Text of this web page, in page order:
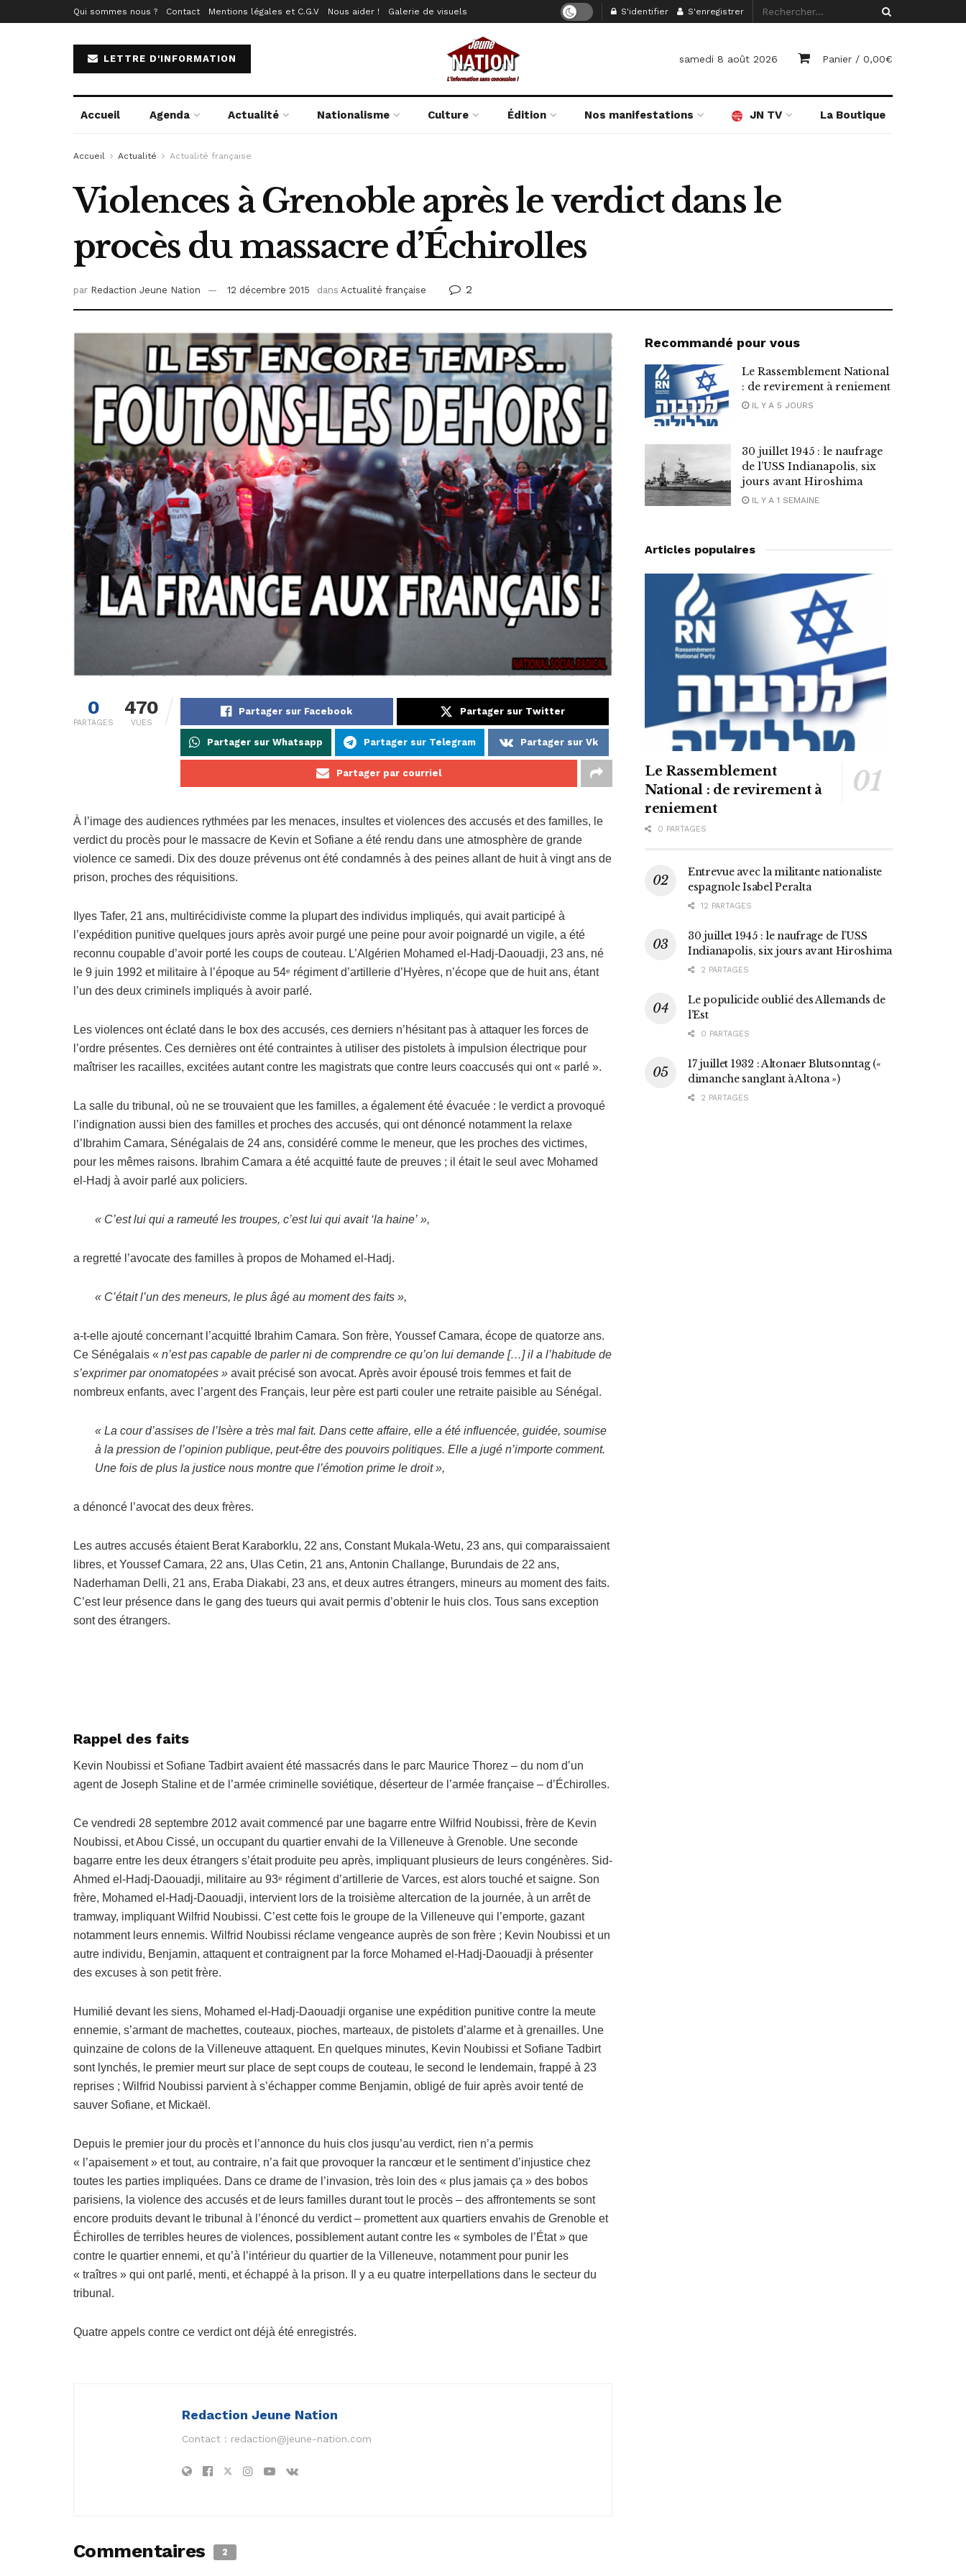
Qui sommes nous ? Contact Mentions légales et C.G.V Nous aider ! Galerie de visuels S'identifier S'enregistrer
LETTRE D'INFORMATION samedi 8 août 2026 Panier / 0,00€
Accueil Agenda Actualité Nationalisme Culture Édition Nos manifestations JN TV La Boutique
Accueil Actualité Actualité française
Violences à Grenoble après le verdict dans le
procès du massacre d’Échirolles
par Redaction Jeune Nation 12 décembre 2015 dans Actualité française 2
0
PARTAGES
470
VUES
Partager sur Facebook Partager sur Twitter
Partager sur Whatsapp Partager sur Telegram Partager sur Vk
Partager par courriel
À l’image des audiences rythmées par les menaces, insultes et violences des accusés et des familles, le
verdict du procès pour le massacre de Kevin et Sofiane a été rendu dans une atmosphère de grande
violence ce samedi. Dix des douze prévenus ont été condamnés à des peines allant de huit à vingt ans de
prison, proches des réquisitions.
Ilyes Tafer, 21 ans, multirécidiviste comme la plupart des individus impliqués, qui avait participé à
l’expédition punitive quelques jours après avoir purgé une peine pour avoir poignardé un vigile, a été
reconnu coupable d’avoir porté les coups de couteau. L’Algérien Mohamed el-Hadj-Daouadji, 23 ans, né
le 9 juin 1992 et militaire à l’époque au 54e régiment d’artillerie d’Hyères, n’écope que de huit ans, étant
l’un des deux criminels impliqués à avoir parlé.
Les violences ont éclaté dans le box des accusés, ces derniers n’hésitant pas à attaquer les forces de
l’ordre présentes. Ces dernières ont été contraintes à utiliser des pistolets à impulsion électrique pour
maîtriser les racailles, excitées autant contre les magistrats que contre leurs coaccusés qui ont « parlé ».
La salle du tribunal, où ne se trouvaient que les familles, a également été évacuée : le verdict a provoqué
l’indignation aussi bien des familles et proches des accusés, qui ont dénoncé notamment la relaxe
d’Ibrahim Camara, Sénégalais de 24 ans, considéré comme le meneur, que les proches des victimes,
pour les mêmes raisons. Ibrahim Camara a été acquitté faute de preuves ; il était le seul avec Mohamed
el-Hadj à avoir parlé aux policiers.
« C’est lui qui a rameuté les troupes, c’est lui qui avait ‘la haine’ »,
a regretté l’avocate des familles à propos de Mohamed el-Hadj.
« C’était l’un des meneurs, le plus âgé au moment des faits »,
a-t-elle ajouté concernant l’acquitté Ibrahim Camara. Son frère, Youssef Camara, écope de quatorze ans.
Ce Sénégalais « n’est pas capable de parler ni de comprendre ce qu’on lui demande […] il a l’habitude de
s’exprimer par onomatopées » avait précisé son avocat. Après avoir épousé trois femmes et fait de
nombreux enfants, avec l’argent des Français, leur père est parti couler une retraite paisible au Sénégal.
« La cour d’assises de l’Isère a très mal fait. Dans cette affaire, elle a été influencée, guidée, soumise
à la pression de l’opinion publique, peut-être des pouvoirs politiques. Elle a jugé n’importe comment.
Une fois de plus la justice nous montre que l’émotion prime le droit »,
a dénoncé l’avocat des deux frères.
Les autres accusés étaient Berat Karaborklu, 22 ans, Constant Mukala-Wetu, 23 ans, qui comparaissaient
libres, et Youssef Camara, 22 ans, Ulas Cetin, 21 ans, Antonin Challange, Burundais de 22 ans,
Naderhaman Delli, 21 ans, Eraba Diakabi, 23 ans, et deux autres étrangers, mineurs au moment des faits.
C’est leur présence dans le gang des tueurs qui avait permis d’obtenir le huis clos. Tous sans exception
sont des étrangers.
Rappel des faits
Kevin Noubissi et Sofiane Tadbirt avaient été massacrés dans le parc Maurice Thorez – du nom d’un
agent de Joseph Staline et de l’armée criminelle soviétique, déserteur de l’armée française – d’Échirolles.
Ce vendredi 28 septembre 2012 avait commencé par une bagarre entre Wilfrid Noubissi, frère de Kevin
Noubissi, et Abou Cissé, un occupant du quartier envahi de la Villeneuve à Grenoble. Une seconde
bagarre entre les deux étrangers s’était produite peu après, impliquant plusieurs de leurs congénères. Sid-
Ahmed el-Hadj-Daouadji, militaire au 93e régiment d’artillerie de Varces, est alors touché et saigne. Son
frère, Mohamed el-Hadj-Daouadji, intervient lors de la troisième altercation de la journée, à un arrêt de
tramway, impliquant Wilfrid Noubissi. C’est cette fois le groupe de la Villeneuve qui l’emporte, gazant
notamment leurs ennemis. Wilfrid Noubissi réclame vengeance auprès de son frère ; Kevin Noubissi et un
autre individu, Benjamin, attaquent et contraignent par la force Mohamed el-Hadj-Daouadji à présenter
des excuses à son petit frère.
Humilié devant les siens, Mohamed el-Hadj-Daouadji organise une expédition punitive contre la meute
ennemie, s’armant de machettes, couteaux, pioches, marteaux, de pistolets d’alarme et à grenailles. Une
quinzaine de colons de la Villeneuve attaquent. En quelques minutes, Kevin Noubissi et Sofiane Tadbirt
sont lynchés, le premier meurt sur place de sept coups de couteau, le second le lendemain, frappé à 23
reprises ; Wilfrid Noubissi parvient à s’échapper comme Benjamin, obligé de fuir après avoir tenté de
sauver Sofiane, et Mickaël.
Depuis le premier jour du procès et l’annonce du huis clos jusqu’au verdict, rien n’a permis
« l’apaisement » et tout, au contraire, n’a fait que provoquer la rancœur et le sentiment d’injustice chez
toutes les parties impliquées. Dans ce drame de l’invasion, très loin des « plus jamais ça » des bobos
parisiens, la violence des accusés et de leurs familles durant tout le procès – des affrontements se sont
encore produits devant le tribunal à l’énoncé du verdict – promettent aux quartiers envahis de Grenoble et
Échirolles de terribles heures de violences, possiblement autant contre les « symboles de l’État » que
contre le quartier ennemi, et qu’à l’intérieur du quartier de la Villeneuve, notamment pour punir les
« traîtres » qui ont parlé, menti, et échappé à la prison. Il y a eu quatre interpellations dans le secteur du
tribunal.
Quatre appels contre ce verdict ont déjà été enregistrés.
Redaction Jeune Nation
Contact : redaction@jeune-nation.com
Commentaires 2
Recommandé pour vous
Le Rassemblement National
: de revirement à reniement
IL Y A 5 JOURS
30 juillet 1945 : le naufrage
de l’USS Indianapolis, six
jours avant Hiroshima
IL Y A 1 SEMAINE
Articles populaires
Le Rassemblement
National : de revirement à
reniement
0 PARTAGES
Entrevue avec la militante nationaliste
espagnole Isabel Peralta
12 PARTAGES
30 juillet 1945 : le naufrage de l’USS
Indianapolis, six jours avant Hiroshima
2 PARTAGES
Le populicide oublié des Allemands de
l’Est
0 PARTAGES
17 juillet 1932 : Altonaer Blutsonntag («
dimanche sanglant à Altona »)
2 PARTAGES